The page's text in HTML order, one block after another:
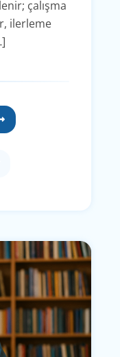
çalışma
ilerleme